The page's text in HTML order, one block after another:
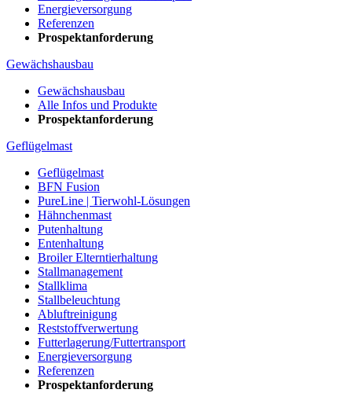
Energieversorgung
Referenzen
Prospektanforderung
Gewächshausbau
Gewächshausbau
Alle Infos und Produkte
Prospektanforderung
Geflügelmast
Geflügelmast
BFN Fusion
PureLine | Tierwohl-Lösungen
Hähnchenmast
Putenhaltung
Entenhaltung
Broiler Elterntierhaltung
Stallmanagement
Stallklima
Stallbeleuchtung
Abluftreinigung
Reststoffverwertung
Futterlagerung/Futtertransport
Energieversorgung
Referenzen
Prospektanforderung